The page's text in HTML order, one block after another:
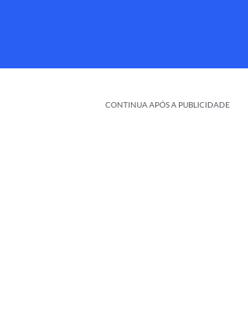
CONTINUA APÓS A PUBLICIDADE